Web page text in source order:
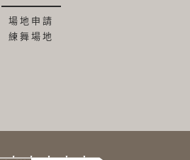
場地申請
練舞場地